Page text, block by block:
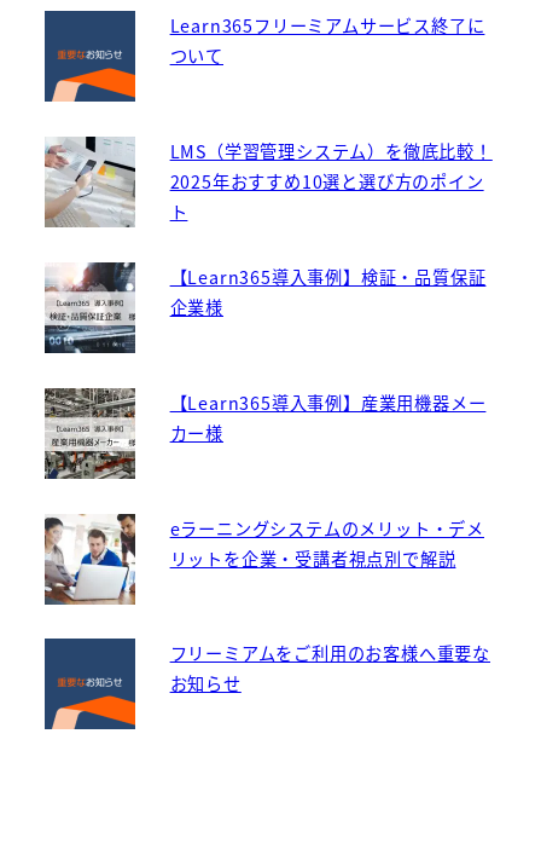
Learn365フリーミアムサービス終了に
ついて
LMS（学習管理システム）を徹底比較！
2025年おすすめ10選と選び方のポイン
ト
【Learn365導入事例】検証・品質保証
企業様
【Learn365導入事例】産業用機器メー
カー様
eラーニングシステムのメリット・デメ
リットを企業・受講者視点別で解説
フリーミアムをご利用のお客様へ重要な
お知らせ